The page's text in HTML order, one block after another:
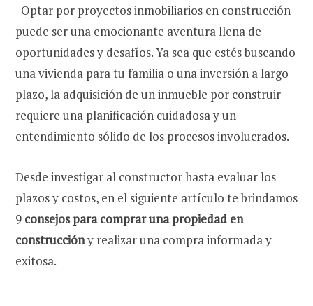
Optar por proyectos inmobiliarios en construcción
puede ser una emocionante aventura llena de
oportunidades y desafíos. Ya sea que estés buscando
una vivienda para tu familia o una inversión a largo
plazo, la adquisición de un inmueble por construir
requiere una planificación cuidadosa y un
entendimiento sólido de los procesos involucrados.
Desde investigar al constructor hasta evaluar los
plazos y costos, en el siguiente artículo te brindamos
9 consejos para comprar una propiedad en
construccióny realizar una compra informada y
exitosa.